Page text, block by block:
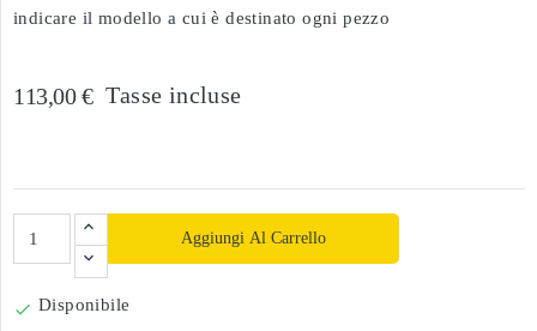
indicare il modello a cui è destinato ogni pezzo
113,00 € Tasse incluse
Aggiungi Al Carrello
 Disponibile